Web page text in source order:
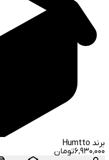
برند Humtto
۶٬۹۳۰٬۰۰۰تومان